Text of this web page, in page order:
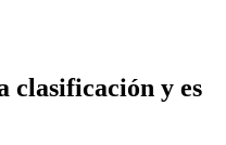
clasificación y es